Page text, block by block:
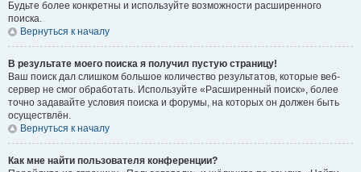
Будьте более конкретны и используйте возможности расширенного
поиска.
Вернуться к началу
В результате моего поиска я получил пустую страницу!
Ваш поиск дал слишком большое количество результатов, которые веб-
сервер не смог обработать. Используйте «Расширенный поиск», более
точно задавайте условия поиска и форумы, на которых он должен быть
осуществлён.
Вернуться к началу
Как мне найти пользователя конференции?